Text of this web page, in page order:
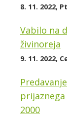
8. 11. 2022,
Vabilo na
živinoreja
9. 11. 2022,
2000